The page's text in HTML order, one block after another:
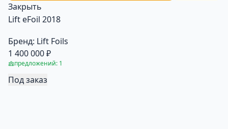
Закрыть
Lift eFoil 2018
Бренд: Lift Foils
1 400 000 ₽
предложений: 1
Под заказ